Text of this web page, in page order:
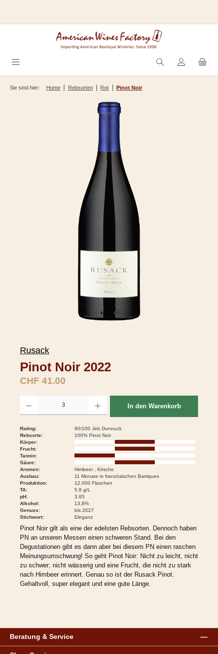
Sie sind hier: Home Rebsorten Rot Pinot Noir
Rusack
Pinot Noir 2022
Regulärer Preis:
CHF 41.00
In den Warenkorb
Rating:
90/100 Jeb Dunnuck
Rebsorte:
100% Pinot Noir
Körper:
Frucht:
Tannin:
Säure:
Aromen:
Himbeer , Kirsche
Ausbau:
11 Monate in französischen Barriques
Produktion:
12.000 Flaschen
TA:
5.8 g/L
pH:
3.65
Alkohol:
13,8%
Genuss:
bis 2027
Stichwort:
Eleganz
Pinot Noir gilt als eine der edelsten Rebsorten. Dennoch haben
PN an unseren Messen einen schweren Stand. Bei den
Degustationen gibt es dann aber bei diesem PN einen raschen
Meinungsumschwung! So geht Pinot Noir: Nicht zu leicht, nicht
zu schwer; nicht wässerig und eine Frucht, die nicht zu stark
nach Himbeer erinnert. Genau so ist der Rusack Pinot.
Gehaltvoll, super elegant und eine gute Länge.
Beratung & Service